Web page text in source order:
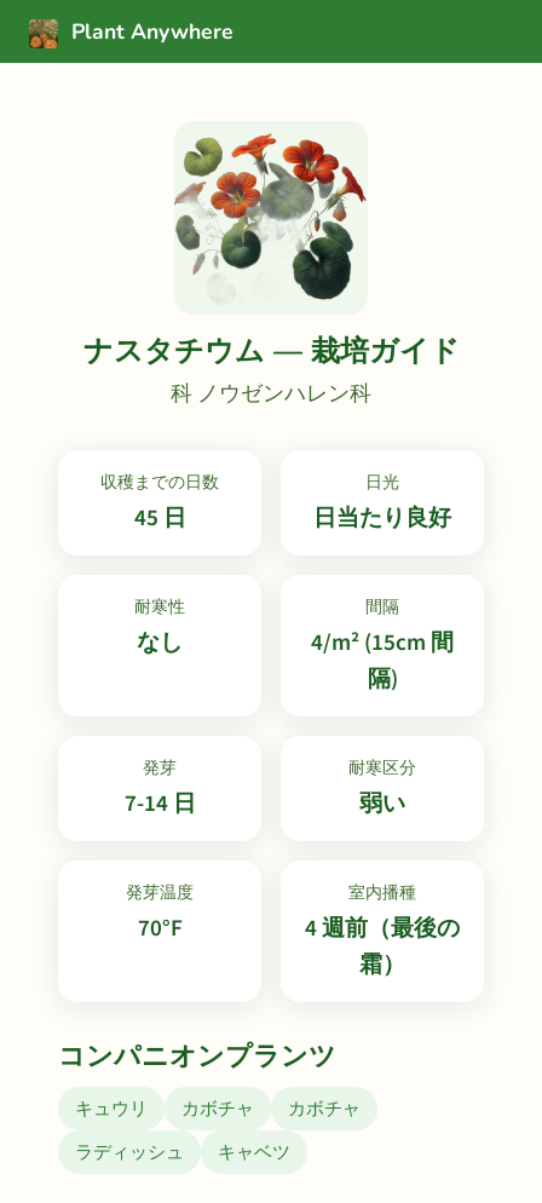
Plant Anywhere
ナスタチウム — 栽培ガイド
科 ノウゼンハレン科
収穫までの日数
45 日
日光
日当たり良好
耐寒性
なし
間隔
4/m² (15cm 間
隔)
発芽
7-14 日
耐寒区分
弱い
発芽温度
70°F
室内播種
4 週前（最後の
霜）
コンパニオンプランツ
キュウリ カボチャ
カボチャ
ラディッシュ
キャベツ